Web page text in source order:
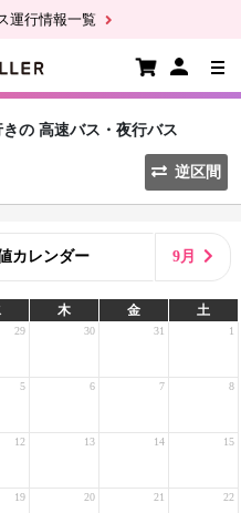
運行情報一覧
きの 高速バス・夜行バス
逆区間
カレンダー 9月
木 金 土
29 30 31 1
5 6 7 8
12 13 14 15
19 20 21 22